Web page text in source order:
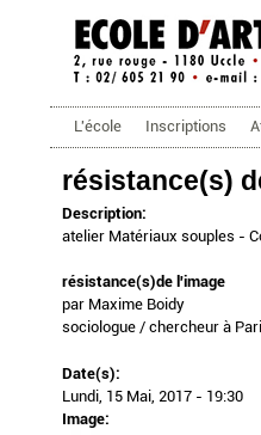
ecoleartuccle.be
Menu principal
L'école Inscriptions
résistance(s)
Description:
atelier Matériaux souples -
résistance(s)de l'image
par Maxime Boidy
sociologue / chercheur à
Date(s):
Lundi, 15 Mai, 2017 - 19:30
Image: